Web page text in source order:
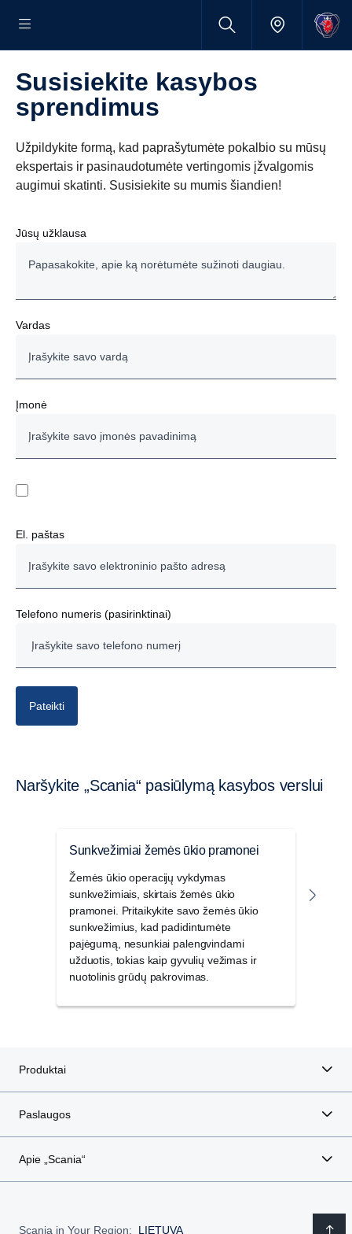
Susisiekite kasybos
sprendimus
Užpildykite formą, kad paprašytumėte pokalbio su mūsų
ekspertais ir pasinaudotumėte vertingomis įžvalgomis
augimui skatinti. Susisiekite su mumis šiandien!
Jūsų užklausa
Vardas
Įmonė
El. paštas
Telefono numeris (pasirinktinai)
Pateikti
Naršykite „Scania“ pasiūlymą kasybos verslui
Sunkvežimiai žemės ūkio pramonei
Žemės ūkio operacijų vykdymas
sunkvežimiais, skirtais žemės ūkio
pramonei. Pritaikykite savo žemės ūkio
sunkvežimius, kad padidintumėte
pajėgumą, nesunkiai palengvindami
užduotis, tokias kaip gyvulių vežimas ir
nuotolinis grūdų pakrovimas.
Produktai
Paslaugos
Apie „Scania“
Scania in Your Region: LIETUVA